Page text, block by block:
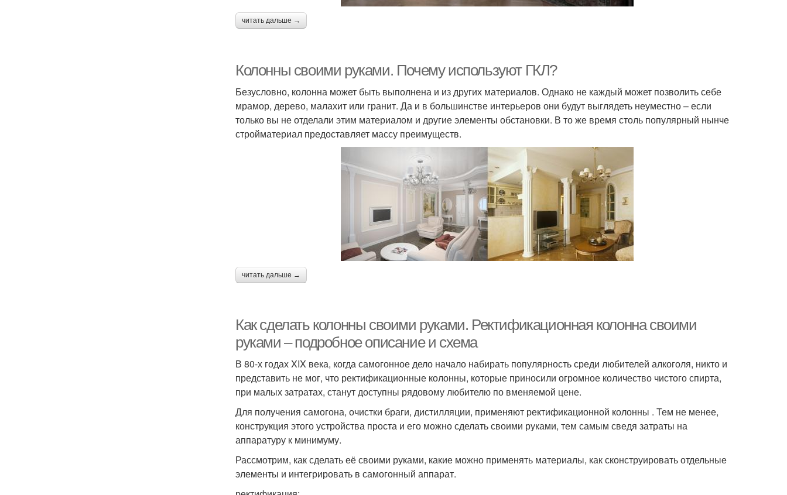
читать дальше →
Колонны своими руками. Почему используют ГКЛ?
Безусловно, колонна может быть выполнена и из других материалов. Однако не каждый может позволить себе
мрамор, дерево, малахит или гранит. Да и в большинстве интерьеров они будут выглядеть неуместно – если
только вы не отделали этим материалом и другие элементы обстановки. В то же время столь популярный нынче
стройматериал предоставляет массу преимуществ.
читать дальше →
Как сделать колонны своими руками. Ректификационная колонна своими
руками – подробное описание и схема
В 80-х годах XIX века, когда самогонное дело начало набирать популярность среди любителей алкоголя, никто и
представить не мог, что ректификационные колонны, которые приносили огромное количество чистого спирта,
при малых затратах, станут доступны рядовому любителю по вменяемой цене.
Для получения самогона, очистки браги, дистилляции, применяют ректификационной колонны . Тем не менее,
конструкция этого устройства проста и его можно сделать своими руками, тем самым сведя затраты на
аппаратуру к минимуму.
Рассмотрим, как сделать её своими руками, какие можно применять материалы, как сконструировать отдельные
элементы и интегрировать в самогонный аппарат.